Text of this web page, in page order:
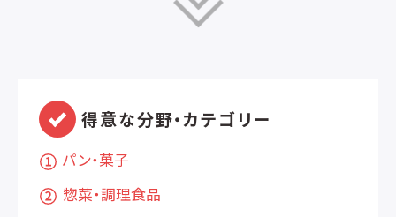
得意な分野・カテゴリー
パン・菓子
惣菜・調理食品